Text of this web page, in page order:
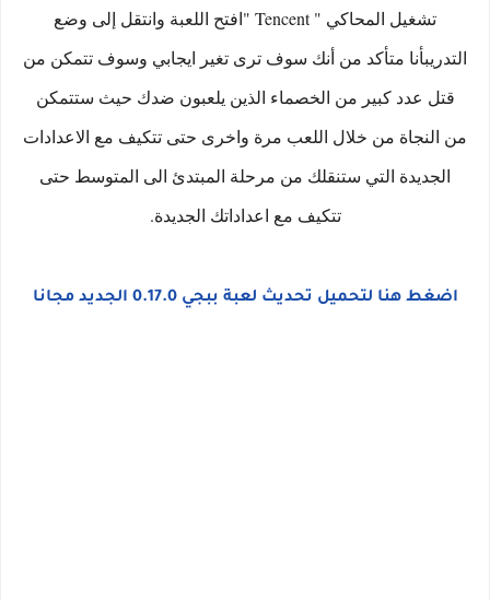
تشغيل المحاكي " Tencent "افتح اللعبة وانتقل إلى وضع
التدريبأنا متأكد من أنك سوف ترى تغير ايجابي وسوف تتمكن من
قتل عدد كبير من الخصماء الذين يلعبون ضدك حيث ستتمكن
من النجاة من خلال اللعب مرة واخرى حتى تتكيف مع الاعدادات
الجديدة التي ستنقلك من مرحلة المبتدئ الى المتوسط حتى
تتكيف مع اعداداتك الجديدة.
اضغط هنا لتحميل تحديث لعبة ببجي 0.17.0 الجديد مجانا